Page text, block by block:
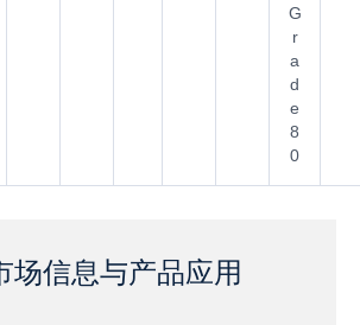
G
r
a
d
e
8
0
场信息与产品应用